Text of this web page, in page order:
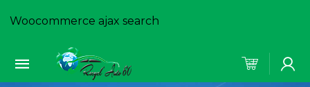
Woocommerce ajax search